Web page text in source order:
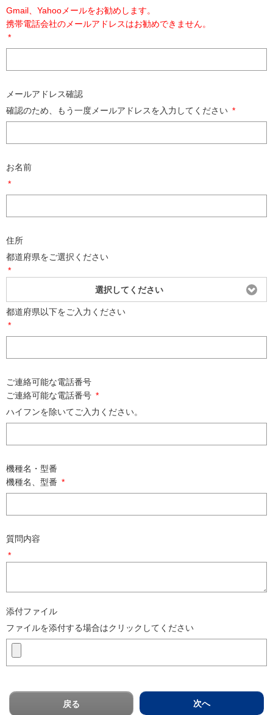
Gmail、Yahooメールをお勧めします。
携帯電話会社のメールアドレスはお勧めできません。
*
メールアドレス確認
確認のため、もう一度メールアドレスを入力してください *
お名前
*
住所
都道府県をご選択ください
*
選択してください
都道府県以下をご入力ください
*
ご連絡可能な電話番号
ご連絡可能な電話番号 *
ハイフンを除いてご入力ください。
機種名・型番
機種名、型番 *
質問内容
*
添付ファイル
ファイルを添付する場合はクリックしてください
戻る 次へ